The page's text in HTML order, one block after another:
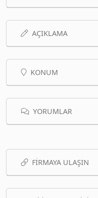
AÇIKLAMA
KONUM
YORUMLAR
FIRMAYA ULAŞIN